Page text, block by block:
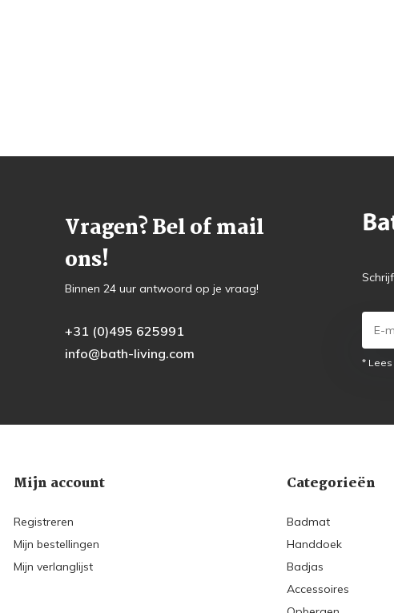
Vragen? Bel of mail
ons!
Binnen 24 uur antwoord op je vraag!
+31 (0)495 625991
info@bath-living.com
*
Mijn account
Registreren
Mijn bestellingen
Mijn verlanglijst
Categorieën
Badmat
Handdoek
Badjas
Accessoires